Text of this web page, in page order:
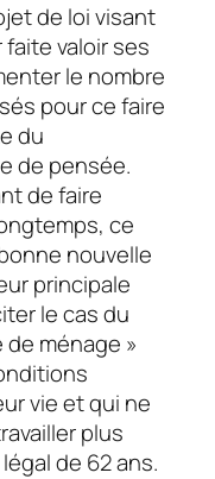
de loi visant
faite valoir ses
le nombre
pour ce faire
du
de pensée.
de faire
ce
nouvelle
principale
le cas du
de ménage »
vie et qui ne
plus
de 62 ans.